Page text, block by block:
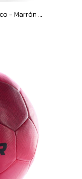
Pelota Topper Ultimate V - Blanco - Marrón - Anaranjado